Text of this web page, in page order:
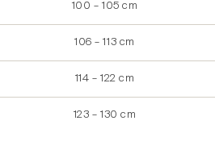
100 – 105 cm
106 – 113 cm
114 – 122 cm
123 – 130 cm